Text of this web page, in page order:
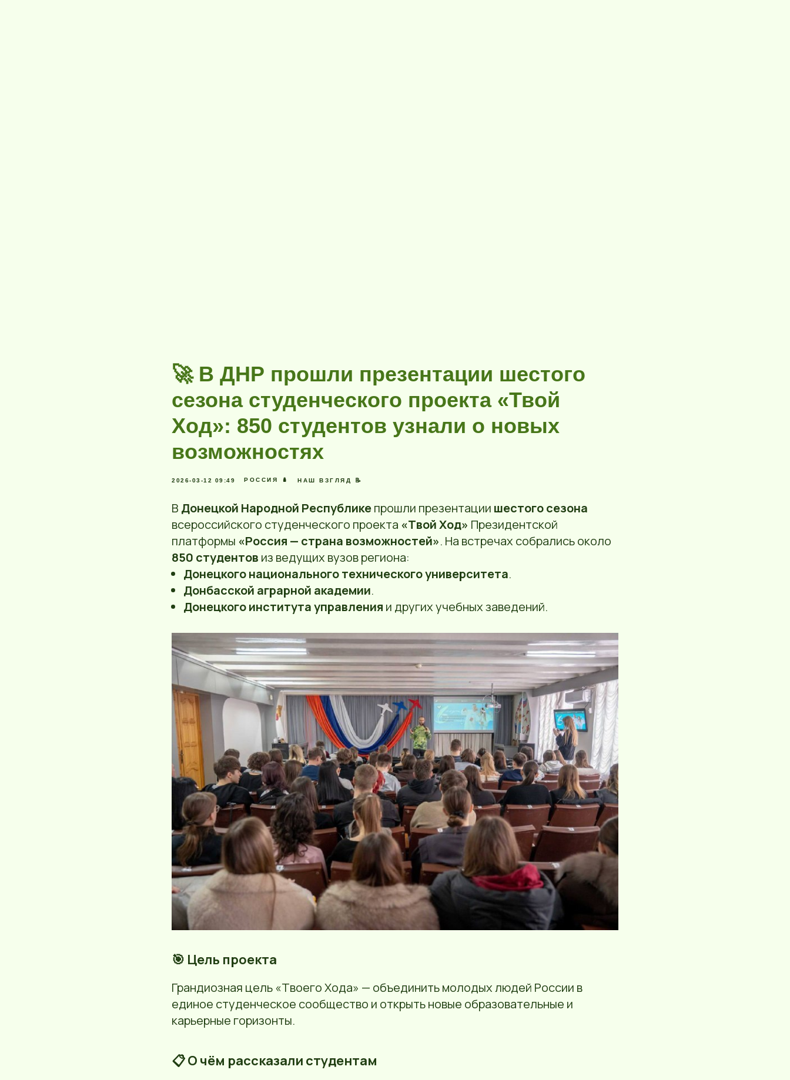
🚀 В ДНР прошли презентации шестого
сезона студенческого проекта «Твой
Ход»: 850 студентов узнали о новых
возможностях
2026-03-12 09:49 РОССИЯ 🪆 НАШ ВЗГЛЯД 📝
В Донецкой Народной Республикепрошли презентации шестого сезона
всероссийского студенческого проекта «Твой Ход» Президентской
платформы «Россия — страна возможностей». На встречах собрались около
850 студентов из ведущих вузов региона:
Донецкого национального технического университета.
Донбасской аграрной академии.
Донецкого института управления и других учебных заведений.
🎯 Цель проекта
Грандиозная цель «Твоего Хода» — объединить молодых людей России в
единое студенческое сообщество и открыть новые образовательные и
карьерные горизонты.
📋 О чём рассказали студентам